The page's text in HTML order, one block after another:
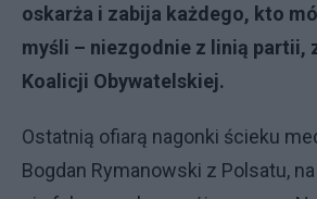
oskarża i zabija każdego, kto
myśli – niezgodnie z linią partii,
Koalicji Obywatelskiej.
Ostatnią ofiarą nagonki ścieku
Bogdan Rymanowski z Polsatu,